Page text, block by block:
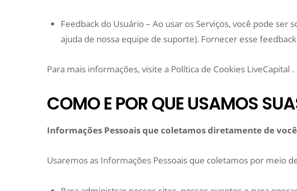
Feedback do Usuário – Ao usar os Serviços, você pode
ajuda de nossa equipe de suporte). Fornecer esse
Para mais informações, visite a Política de Cookies LiveCapital .
COMO E POR QUE USAMOS
Informações Pessoais que coletamos diretamente de
Usaremos as Informações Pessoais que coletamos por meio